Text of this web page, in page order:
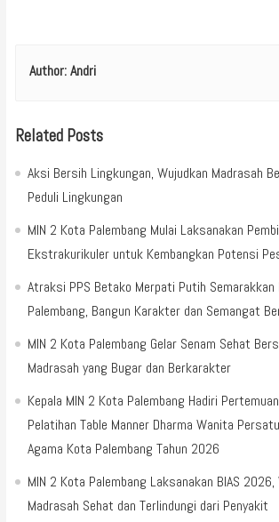
Author:Andri
Related Posts
Aksi Bersih Lingkungan, Wujudkan Madrasah
Peduli Lingkungan
MIN 2 Kota Palembang Mulai Laksanakan
Ekstrakurikuler untuk Kembangkan Potensi
Atraksi PPS Betako Merpati Putih Semarakkan
Palembang, Bangun Karakter dan Semangat
MIN 2 Kota Palembang Gelar Senam Sehat
Madrasah yang Bugar dan Berkarakter
Kepala MIN 2 Kota Palembang Hadiri
Pelatihan Table Manner Dharma Wanita
Agama Kota Palembang Tahun 2026
MIN 2 Kota Palembang Laksanakan BIAS
Madrasah Sehat dan Terlindungi dari Penyakit